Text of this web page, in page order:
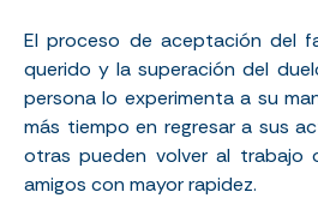
El proceso de aceptación del
querido y la superación del
persona lo experimenta a su
más tiempo en regresar a sus
otras pueden volver al trabajo
amigos con mayor rapidez.